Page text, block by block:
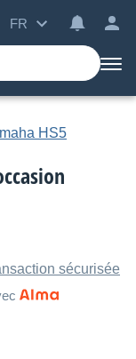
FR
HS5
sécurisée